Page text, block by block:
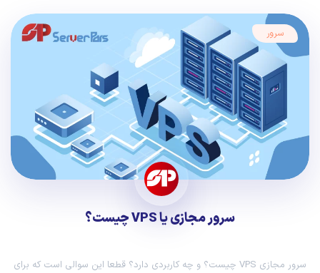
سرور
سرور‌ مجازی یا VPS چیست؟
سرور‌ مجازی VPS چیست؟ و چه کاربردی دارد؟ قطعا این سوالی است که برای